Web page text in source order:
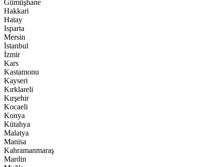
Gümüşhane
Hakkari
Hatay
Isparta
Mersin
İstanbul
İzmir
Kars
Kastamonu
Kayseri
Kırklareli
Kırşehir
Kocaeli
Konya
Kütahya
Malatya
Manisa
Kahramanmaraş
Mardin